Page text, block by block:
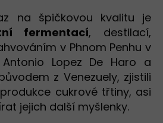
na špičkovou kvalitu je
fermentací, destilací,
v Phnom Penhu v
Antonio Lopez De Haro a
z Venezuely, zjistili
cukrové třtiny, asi
jejich další myšlenky.